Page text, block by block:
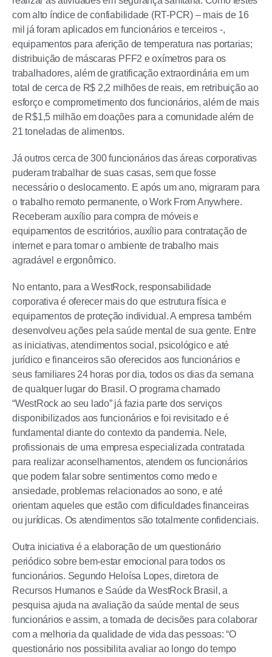
com alto índice de confiabilidade (RT-PCR) – mais de 16
mil já foram aplicados em funcionários e terceiros -,
equipamentos para aferição de temperatura nas portarias;
distribuição de máscaras PFF2 e oxímetros para os
trabalhadores, além de gratificação extraordinária em um
total de cerca de R$ 2,2 milhões de reais, em retribuição ao
esforço e comprometimento dos funcionários, além de mais
de R$1,5 milhão em doações para a comunidade além de
21 toneladas de alimentos.
Já outros cerca de 300 funcionários das áreas corporativas
puderam trabalhar de suas casas, sem que fosse
necessário o deslocamento. E após um ano, migraram para
o trabalho remoto permanente, o Work From Anywhere.
Receberam auxílio para compra de móveis e
equipamentos de escritórios, auxílio para contratação de
internet e para tornar o ambiente de trabalho mais
agradável e ergonômico.
No entanto, para a WestRock, responsabilidade
corporativa é oferecer mais do que estrutura física e
equipamentos de proteção individual. A empresa também
desenvolveu ações pela saúde mental de sua gente. Entre
as iniciativas, atendimentos social, psicológico e até
jurídico e financeiros são oferecidos aos funcionários e
seus familiares 24 horas por dia, todos os dias da semana
de qualquer lugar do Brasil. O programa chamado
“WestRock ao seu lado” já fazia parte dos serviços
disponibilizados aos funcionários e foi revisitado e é
fundamental diante do contexto da pandemia. Nele,
profissionais de uma empresa especializada contratada
para realizar aconselhamentos, atendem os funcionários
que podem falar sobre sentimentos como medo e
ansiedade, problemas relacionados ao sono, e até
orientam aqueles que estão com dificuldades financeiras
ou jurídicas. Os atendimentos são totalmente confidenciais.
Outra iniciativa é a elaboração de um questionário
periódico sobre bem-estar emocional para todos os
funcionários. Segundo Heloísa Lopes, diretora de
Recursos Humanos e Saúde da WestRock Brasil, a
pesquisa ajuda na avaliação da saúde mental de seus
funcionários e assim, a tomada de decisões para colaborar
com a melhoria da qualidade de vida das pessoas: “O
questionário nos possibilita avaliar ao longo do tempo